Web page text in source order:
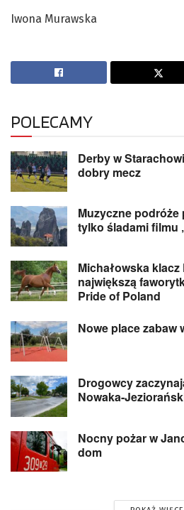
Iwona Murawska
POLECAMY
Derby w
dobry mecz
Muzyczne podróże
tylko śladami filmu
Michałowska
największą
Pride of Poland
Nowe place zabaw
Drogowcy
Nowaka-
Nocny pożar w
dom